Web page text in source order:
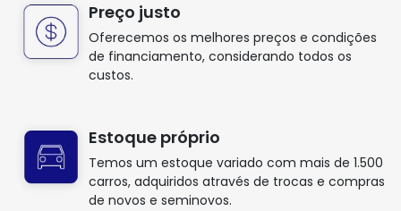
Preço justo
Oferecemos os melhores preços e condições
de financiamento, considerando todos os
custos.
Estoque próprio
Temos um estoque variado com mais de 1.500
carros, adquiridos através de trocas e compras
de novos e seminovos.